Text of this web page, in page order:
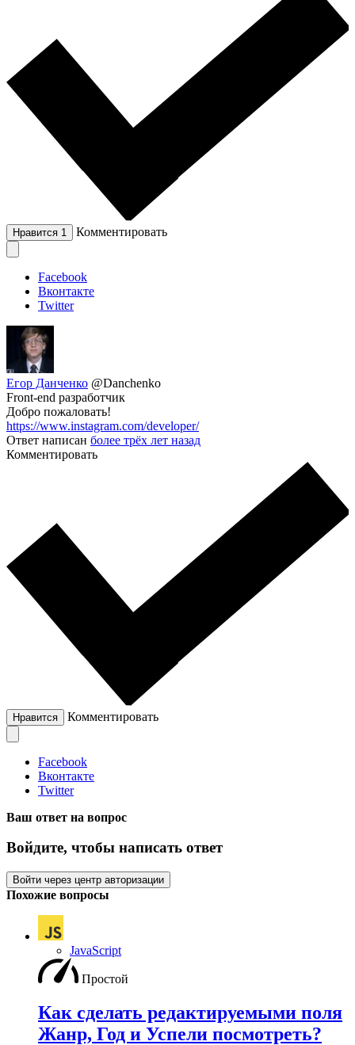
Нравится 1 Комментировать
Facebook
Вконтакте
Twitter
Егор Данченко @Danchenko
Front-end разработчик
Добро пожаловать!
https://www.instagram.com/developer/
Ответ написан более трёх лет назад
Комментировать
Нравится Комментировать
Facebook
Вконтакте
Twitter
Ваш ответ на вопрос
Войдите, чтобы написать ответ
Войти через центр авторизации
Похожие вопросы
JavaScript
Простой
Как сделать редактируемыми поля
Жанр, Год и Успели посмотреть?